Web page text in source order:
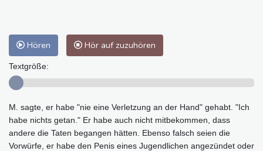
Hören Hör auf zuzuhören
Textgröße:
M. sagte, er habe "nie eine Verletzung an der Hand" gehabt. "Ich
habe nichts getan." Er habe auch nicht mitbekommen, dass
andere die Taten begangen hätten. Ebenso falsch seien die
Vorwürfe, er habe den Penis eines Jugendlichen angezündet oder